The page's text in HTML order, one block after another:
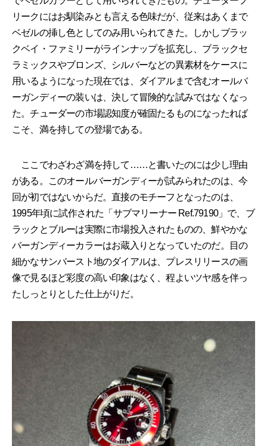
リークにはお馴染みとも言える色味だが、従来はあくまで
ベゼルの挿し色としてのみ用いられてきた。しかしブラッ
クベイ・ファミリーがラインナップを拡充し、ブラックセ
ラミックスやブロンズ、シルバーなどの異素材をケースに
用いるようになった現在では、ダイアルまで含むオールバ
ーガンディーの装いは、決して冒険的な試みではなくなっ
た。チューダーの市場認知度が確固たるものになったれば
こそ、満を持しての登場である。
ここでわざわざ満を持して……と書いたのには少し理由
がある。このオールバーガンディーが試みられたのは、今
回が初ではないからだ。直接のモチーフとなったのは、
1995年頃に試作された「サブマリーナー Ref.79190」で、ブ
ラックとブルーは実際に市場投入されたものの、鮮やかな
バーガンディーカラーはお蔵入りとなっていたのだ。目の
細かなサンバースト地のダイアルは、プレスリリースの画
像で見るほど彩度の高い印象はなく、程よいツヤ感を伴っ
たしっとりとした仕上がりだ。